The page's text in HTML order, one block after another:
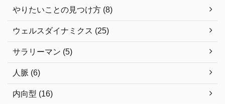
やりたいことの見つけ方 (8)
ウェルスダイナミクス (25)
サラリーマン (5)
人脈 (6)
内向型 (16)